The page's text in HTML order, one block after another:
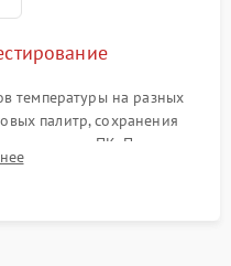
температуры на разных
палитр, сохранения
данных на ПК. Проверка
контроль качества.